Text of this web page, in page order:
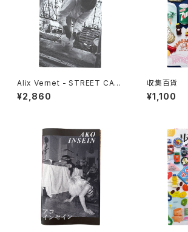
Alix Vernet - STREET CAS
TS
¥2,860
収集百貨
¥1,100